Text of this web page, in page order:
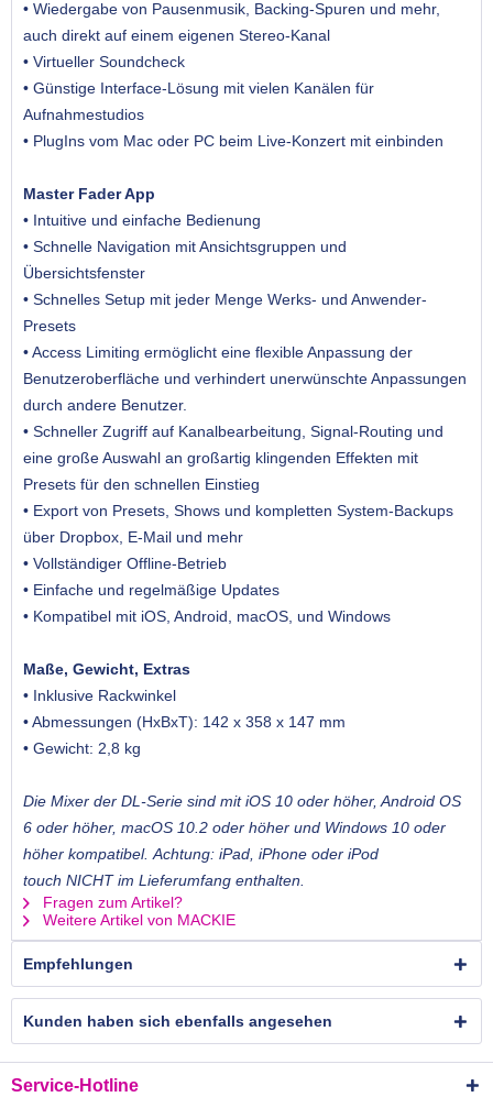
• Wiedergabe von Pausenmusik, Backing-Spuren und mehr,
auch direkt auf einem eigenen Stereo-Kanal
• Virtueller Soundcheck
• Günstige Interface-Lösung mit vielen Kanälen für
Aufnahmestudios
• PlugIns vom Mac oder PC beim Live-Konzert mit einbinden
Master Fader App
• Intuitive und einfache Bedienung
• Schnelle Navigation mit Ansichtsgruppen und
Übersichtsfenster
• Schnelles Setup mit jeder Menge Werks- und Anwender-
Presets
• Access Limiting ermöglicht eine flexible Anpassung der
Benutzeroberfläche und verhindert unerwünschte Anpassungen
durch andere Benutzer.
• Schneller Zugriff auf Kanalbearbeitung, Signal-Routing und
eine große Auswahl an großartig klingenden Effekten mit
Presets für den schnellen Einstieg
• Export von Presets, Shows und kompletten System-Backups
über Dropbox, E-Mail und mehr
• Vollständiger Offline-Betrieb
• Einfache und regelmäßige Updates
• Kompatibel mit iOS, Android, macOS, und Windows
Maße, Gewicht, Extras
• Inklusive Rackwinkel
• Abmessungen (HxBxT): 142 x 358 x 147 mm
• Gewicht: 2,8 kg
Die Mixer der DL-Serie sind mit iOS 10 oder höher, Android OS
6 oder höher, macOS 10.2 oder höher und Windows 10 oder
höher kompatibel. Achtung: iPad, iPhone oder iPod
touch NICHT im Lieferumfang enthalten.
Fragen zum Artikel?
Weitere Artikel von MACKIE
Empfehlungen
Kunden haben sich ebenfalls angesehen
Service-Hotline